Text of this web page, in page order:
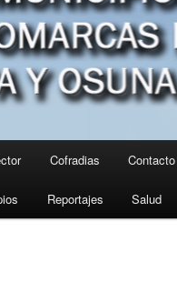
Cofradias Contacto
Reportajes Salud